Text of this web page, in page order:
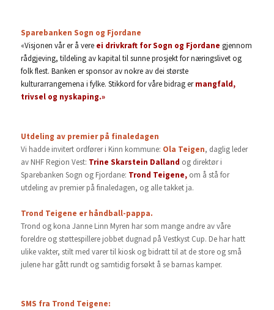
Sparebanken Sogn og Fjordane
«Visjonen vår er å vere ei drivkraft for Sogn og Fjordane gjennom
rådgjeving, tildeling av kapital til sunne prosjekt for næringslivet og
folk flest. Banken er sponsor av nokre av dei største
kulturarrangemena i fylke. Stikkord for våre bidrag ermangfald,
trivsel og nyskaping.»
Utdeling av premier på finaledagen
Vi hadde invitert ordfører i Kinn kommune: Ola Teigen, daglig leder
av NHF Region Vest: Trine Skarstein Dalland og direktør i
Sparebanken Sogn og Fjordane: Trond Teigene,om å stå for
utdeling av premier på finaledagen, og alle takket ja.
Trond Teigene er håndball-pappa.
Trond og kona Janne Linn Myren har som mange andre av våre
foreldre og støttespillere jobbet dugnad på Vestkyst Cup. De har hatt
ulike vakter, stilt med varer til kiosk og bidratt til at de store og små
julene har gått rundt og samtidig forsøkt å se barnas kamper.
SMS fra Trond Teigene: